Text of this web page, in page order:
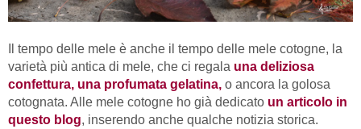
Il tempo delle mele è anche il tempo delle mele cotogne, la
varietà più antica di mele, che ci regala una deliziosa
confettura, una profumata gelatina, o ancora la golosa
cotognata. Alle mele cotogne ho già dedicato un articolo in
questo blog, inserendo anche qualche notizia storica.